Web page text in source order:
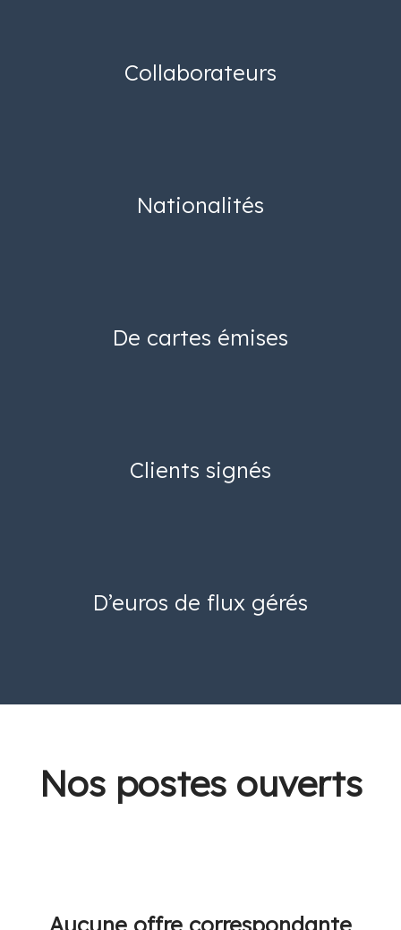
Collaborateurs
Nationalités
De cartes émises
Clients signés
D’euros de flux gérés
Nos postes ouverts
Aucune offre correspondante